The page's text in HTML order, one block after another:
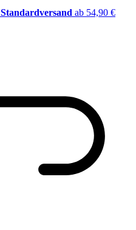
ab 54,90 €